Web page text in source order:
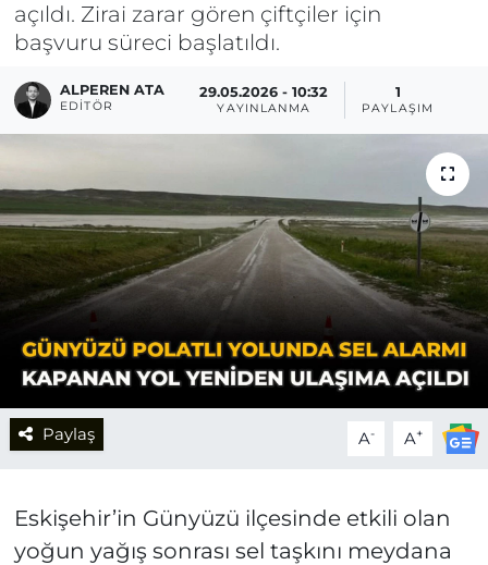
açıldı. Zirai zarar gören çiftçiler için
başvuru süreci başlatıldı.
ALPEREN ATA
EDITÖR
29.05.2026 - 10:32
YAYINLANMA
1
PAYLAŞIM
Paylaş A- A+
Eskişehir’in Günyüzü ilçesinde etkili olan
yoğun yağış sonrası sel taşkını meydana